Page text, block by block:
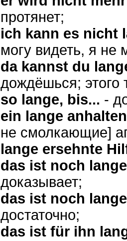
протянет;
ich kann es nicht
могу видеть, я не
da kannst du
дождёшься; этого
so lange, bis... -
ein lange
не смолкающие]
lange ersehnte
das ist noch
доказывает;
das ist noch
достаточно;
das ist für ihn